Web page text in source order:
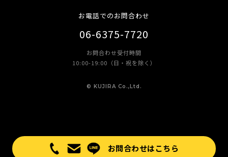
お問合わせはこちら
お電話でのお問合わせ
06-6375-7720
お問合わせ受付時間
10:00-19:00（日・祝を除く）
©︎ KUJIRA Co.,Ltd.